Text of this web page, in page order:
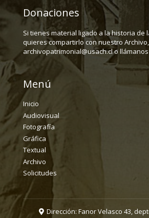
Donaciones
Si tienes material ligado a la historia de
quieres compartirlo con nuestro
archivopatrimonial@usach.cl o llámanos
Menú
Inicio
Audiovisual
Fotografía
Gráfica
Textual
Archivo
Solicitudes
Dirección: Fanor Velasco 43,